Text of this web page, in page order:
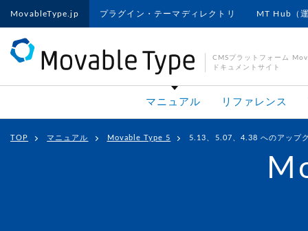
MovableType.jp プラグイン・テーマディレクトリ MT Hub（
CMSプラットフォーム
ドキュメントサイト
マニュアル リファレンス
TOP マニュアル Movable Type 5 5.13、5.07、4.38 へのアップ